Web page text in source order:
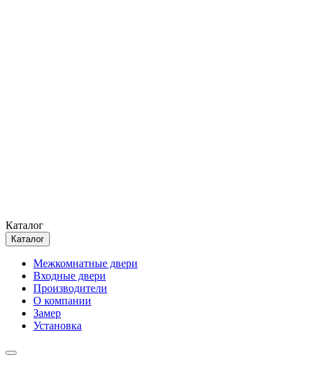
Каталог
Каталог
Межкомнатные двери
Входные двери
Производители
О компании
Замер
Установка